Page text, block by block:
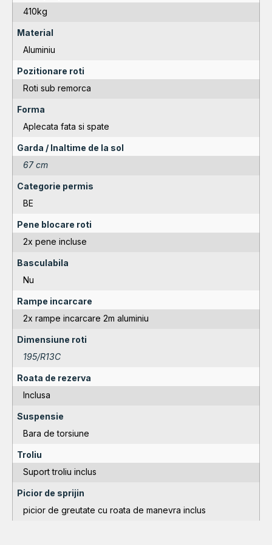
410kg
Material
Aluminiu
Pozitionare roti
Roti sub remorca
Forma
Aplecata fata si spate
Garda / Inaltime de la sol
67 cm
Categorie permis
BE
Pene blocare roti
2x pene incluse
Basculabila
Nu
Rampe incarcare
2x rampe incarcare 2m aluminiu
Dimensiune roti
195/R13C
Roata de rezerva
Inclusa
Suspensie
Bara de torsiune
Troliu
Suport troliu inclus
Picior de sprijin
picior de greutate cu roata de manevra inclus